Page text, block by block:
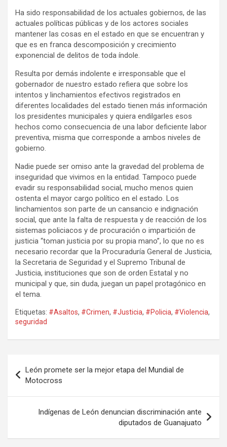
Ha sido responsabilidad de los actuales gobiernos, de las
actuales políticas públicas y de los actores sociales
mantener las cosas en el estado en que se encuentran y
que es en franca descomposición y crecimiento
exponencial de delitos de toda índole.
Resulta por demás indolente e irresponsable que el
gobernador de nuestro estado refiera que sobre los
intentos y linchamientos efectivos registrados en
diferentes localidades del estado tienen más información
los presidentes municipales y quiera endilgarles esos
hechos como consecuencia de una labor deficiente labor
preventiva, misma que corresponde a ambos niveles de
gobierno.
Nadie puede ser omiso ante la gravedad del problema de
inseguridad que vivimos en la entidad. Tampoco puede
evadir su responsabilidad social, mucho menos quien
ostenta el mayor cargo político en el estado. Los
linchamientos son parte de un cansancio e indignación
social, que ante la falta de respuesta y de reacción de los
sistemas policiacos y de procuración o impartición de
justicia “toman justicia por su propia mano”, lo que no es
necesario recordar que la Procuraduría General de Justicia,
la Secretaria de Seguridad y el Supremo Tribunal de
Justicia, instituciones que son de orden Estatal y no
municipal y que, sin duda, juegan un papel protagónico en
el tema.
Etiquetas: #Asaltos, #Crimen, #Justicia, #Policia, #Violencia,
seguridad
de
entradas
León promete ser la mejor etapa del Mundial de
Motocross
Indígenas de León denuncian discriminación ante
diputados de Guanajuato